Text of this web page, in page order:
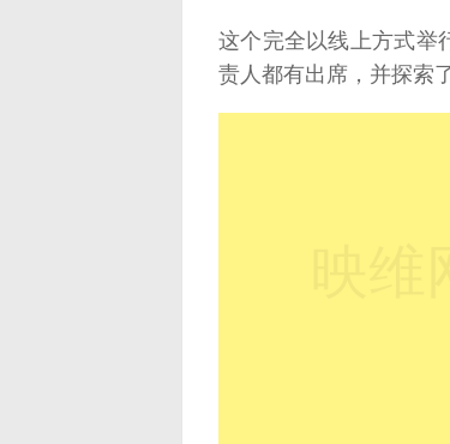
这个完全以线上方式举
责人都有出席，并探索